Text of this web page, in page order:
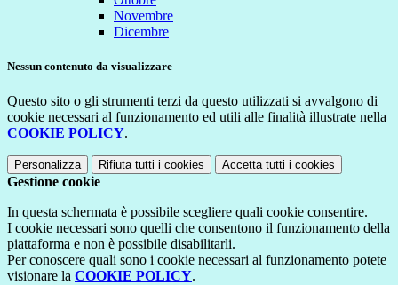
Novembre
Dicembre
Nessun contenuto da visualizzare
Questo sito o gli strumenti terzi da questo utilizzati si avvalgono di
cookie necessari al funzionamento ed utili alle finalità illustrate nella
COOKIE POLICY.
Personalizza Rifiuta tutti i cookies Accetta tutti i cookies
Gestione cookie
In questa schermata è possibile scegliere quali cookie consentire.
I cookie necessari sono quelli che consentono il funzionamento della
piattaforma e non è possibile disabilitarli.
Per conoscere quali sono i cookie necessari al funzionamento potete
visionare la COOKIE POLICY.